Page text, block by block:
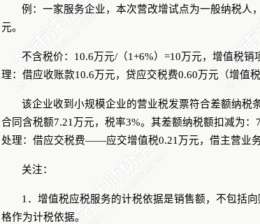
例：一家服务企业，本次营改增试点为一般纳税人
元。
不含税价： 10.6 万元/ （1+6%）=10 万元，增值税销
理：借应收账款10.6 万元，贷应交税费0.60 万元（增值
该企业收到小规模企业的营业税发票符合差额纳税
合同含税额7.21 万元，税率3%。其差额纳税额扣减为：
处理：借应交税费——应交增值税0.21 万元，借主营业
关注：
1 ．增值税应税服务的计税依据是销售额，不包括
格作为计税依据。